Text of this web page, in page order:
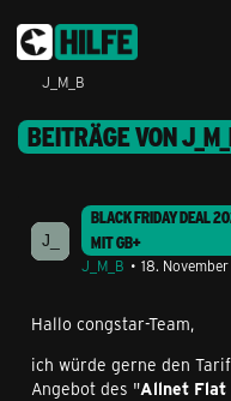
J_M_B
BEITRÄGE VON
BLACK FRIDAY DEAL
MIT GB+
J_M_B
18.
Hallo congstar-Team,
ich würde gerne den
Angebot des "Allnet Flat